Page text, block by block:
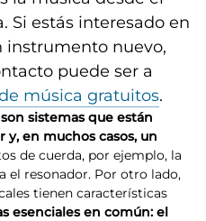
Si estás interesado en
instrumento nuevo,
puede ser a
música gratuitos.
sistemas que están
en muchos casos, un
de cuerda, por ejemplo, la
el resonador. Por otro lado,
tienen características
esenciales en común: el